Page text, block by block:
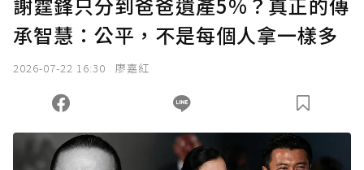
承智慧：公平，不是每個人拿一樣多
2026-07-22 16:30 廖嘉紅